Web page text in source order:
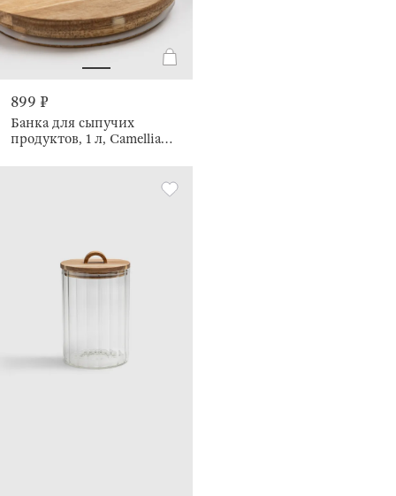
899 ₽
Банка для сыпучих
продуктов, 1 л, Camellia